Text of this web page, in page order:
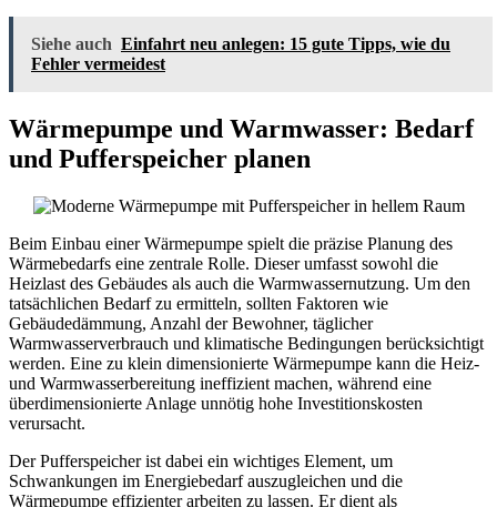
Siehe auch Einfahrt neu anlegen: 15 gute Tipps, wie du
Fehler vermeidest
Wärmepumpe und Warmwasser: Bedarf
und Pufferspeicher planen
Beim Einbau einer Wärmepumpe spielt die präzise Planung des
Wärmebedarfs eine zentrale Rolle. Dieser umfasst sowohl die
Heizlast des Gebäudes als auch die Warmwassernutzung. Um den
tatsächlichen Bedarf zu ermitteln, sollten Faktoren wie
Gebäudedämmung, Anzahl der Bewohner, täglicher
Warmwasserverbrauch und klimatische Bedingungen berücksichtigt
werden. Eine zu klein dimensionierte Wärmepumpe kann die Heiz-
und Warmwasserbereitung ineffizient machen, während eine
überdimensionierte Anlage unnötig hohe Investitionskosten
verursacht.
Der Pufferspeicher ist dabei ein wichtiges Element, um
Schwankungen im Energiebedarf auszugleichen und die
Wärmepumpe effizienter arbeiten zu lassen. Er dient als